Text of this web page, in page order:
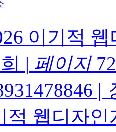
이기적
| 페이지
|
적 웹디자